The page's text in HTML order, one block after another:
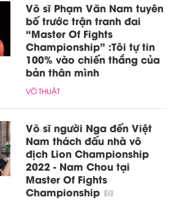
Võ sĩ Phạm Văn Nam tuyên
bố trước trận tranh đai
“Master Of Fights
Championship” :Tôi tự tin
100% vào chiến thắng của
bản thân mình
VÕ THUẬT
Võ sĩ người Nga đến Việt
Nam thách đấu nhà vô
địch Lion Championship
2022 - Nam Chou tại
Master Of Fights
Championship